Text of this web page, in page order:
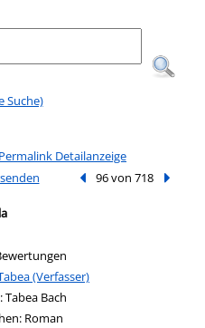
Suche)
Permalink Detailanzeige
Vorheriger Treffer
96 von 718
diesem Verfasser
(Verfasser)
Tabea Bach
Roman